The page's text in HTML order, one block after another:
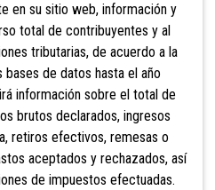
en su sitio web, información y
total de contribuyentes y al
tributarias, de acuerdo a la
de datos hasta el año
información sobre el total de
brutos declarados, ingresos
retiros efectivos, remesas o
aceptados y rechazados, así
de impuestos efectuadas.